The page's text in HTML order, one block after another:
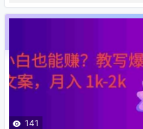
展，将彻底颠覆内容创作的方式。
金梦想！ 曾经，头条掘金难如登
天！ 内容创作需要灵感、技巧、经
验，更需要时间和精力。普通人想
要在头条平台脱颖而出，难上加
141